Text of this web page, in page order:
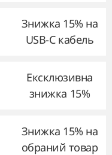
Знижка 15% на
USB-C кабель
Ексклюзивна
знижка 15%
Знижка 15% на
обраний товар